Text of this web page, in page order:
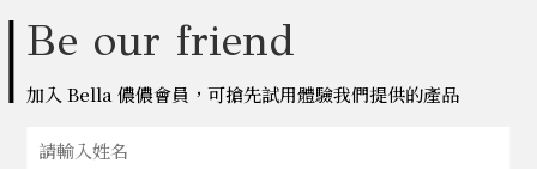
Be our friend
加入 Bella 儂儂會員，可搶先試用體驗我們提供的產品